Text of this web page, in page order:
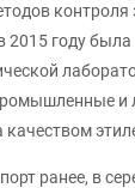
контроля
2015 году
и
ранее, в